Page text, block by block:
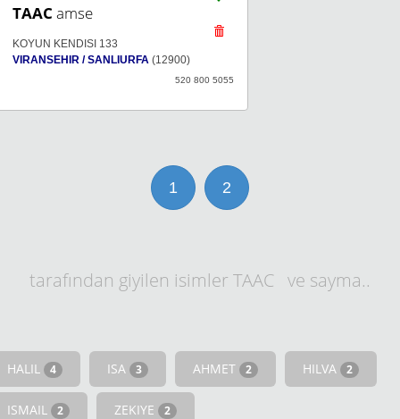
TAAC amse
KOYUN KENDISI 133
VIRANSEHIR / SANLIURFA (12900)
520 800 5055
1 2
tarafından giyilen isimler TAAC ve sayma..
HALIL 4 ISA 3 AHMET 2 HILVA 2
ISMAIL 2 ZEKIYE 2